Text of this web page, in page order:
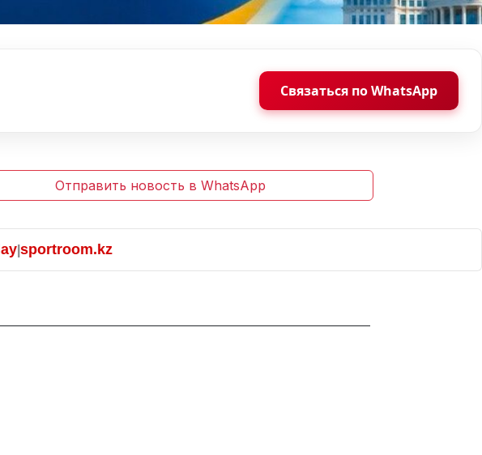
Связаться по WhatsApp
Отправить новость в WhatsApp
sportroom.kz